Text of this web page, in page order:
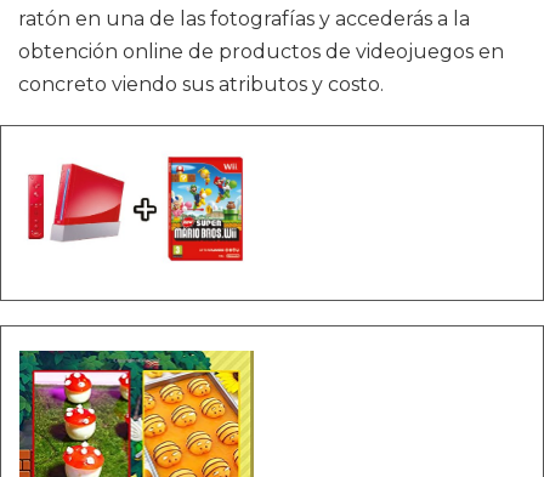
ratón en una de las fotografías y accederás a la
obtención online de productos de videojuegos en
concreto viendo sus atributos y costo.